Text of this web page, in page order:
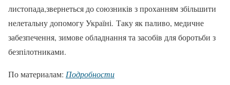
листопада,звернеться до союзників з проханням збільшити
нелетальну допомогу Україні. Таку як паливо, медичне
забезпечення, зимове обладнання та засобів для боротьби з
безпілотниками.
По материалам: Подробности